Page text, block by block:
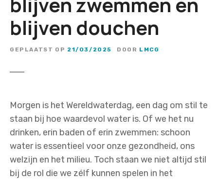
blijven douchen
GEPLAATST OP 21/03/2025 DOOR LMCG
Morgen is het Wereldwaterdag, een dag om stil te
staan bij hoe waardevol water is. Of we het nu
drinken, erin baden of erin zwemmen: schoon
water is essentieel voor onze gezondheid, ons
welzijn en het milieu. Toch staan we niet altijd stil
bij de rol die we zélf kunnen spelen in het